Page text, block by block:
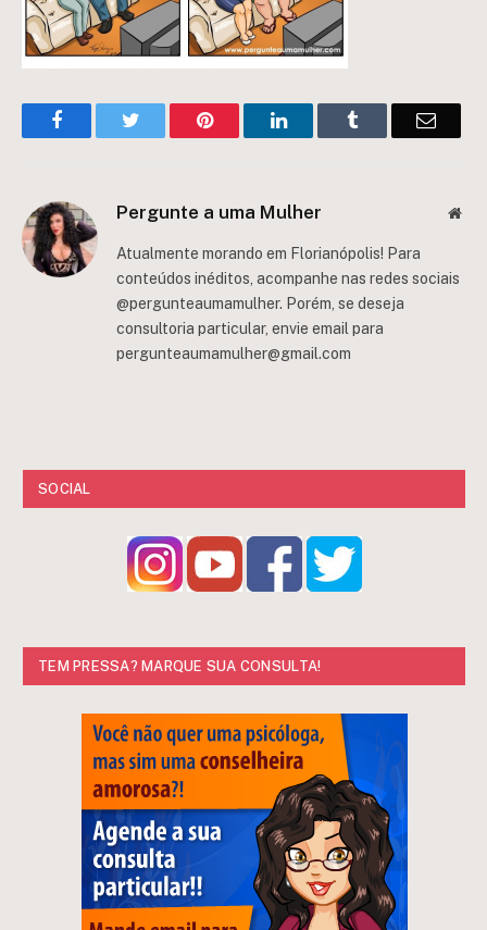
FacebookTwitter Pinterest LinkedInTumblr Email
Pergunte a uma Mulher
Atualmente morando em Florianópolis! Para
conteúdos inéditos, acompanhe nas redes sociais
@pergunteaumamulher. Porém, se deseja
consultoria particular, envie email para
pergunteaumamulher@gmail.com
SOCIAL
TEM PRESSA? MARQUE SUA CONSULTA!